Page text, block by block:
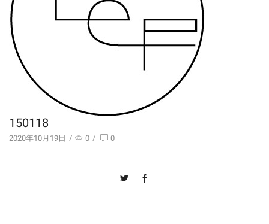
150118
2020年10月19日 / 0 / 0